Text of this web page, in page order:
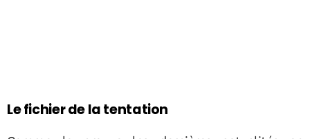
Le fichier de la tentation